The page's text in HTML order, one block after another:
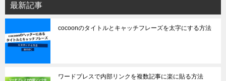
最新記事
cocoonのタイトルとキャッチフレーズを太字にする方法
ワードプレスで内部リンクを複数記事に楽に貼る方法